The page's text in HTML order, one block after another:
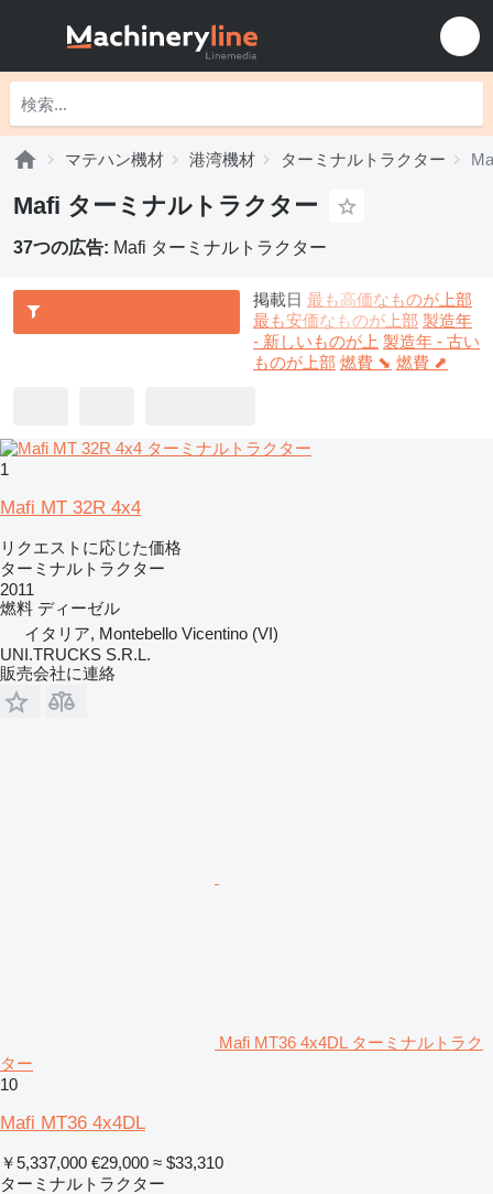
マテハン機材 港湾機材 ターミナルトラクター
Mafi ターミナルトラクター
37つの広告: Mafi ターミナルトラクター
掲載日 最も高価なものが上部
最も安価なものが上部 製造年
- 新しいものが上 製造年 - 古い
ものが上部 燃費 ⬊ 燃費 ⬈
1
Mafi MT 32R 4x4
リクエストに応じた価格
ターミナルトラクター
2011
燃料 ディーゼル
イタリア, Montebello Vicentino (VI)
UNI.TRUCKS S.R.L.
販売会社に連絡
Mafi MT36 4x4DL ターミナルトラク
ター
10
Mafi MT36 4x4DL
￥5,337,000 €29,000 ≈ $33,310
ターミナルトラクター